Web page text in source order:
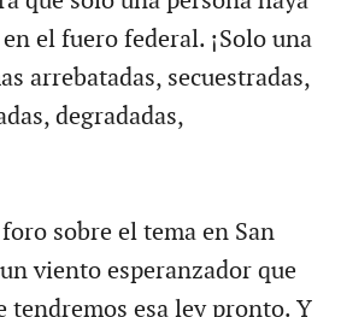
el fuero federal. ¡Solo una
arrebatadas, secuestradas,
degradadas,
sobre el tema en San
viento esperanzador que
tendremos esa ley pronto. Y